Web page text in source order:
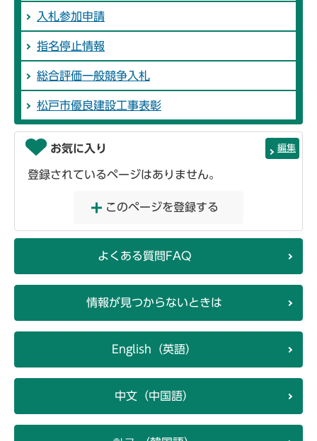
入札参加申請
指名停止情報
総合評価一般競争入札
松戸市優良建設工事表彰
お気に入り 編集
登録されているページはありません。
このページを登録する
よくある質問FAQ
情報が見つからないときは
English（英語）
中文（中国語）